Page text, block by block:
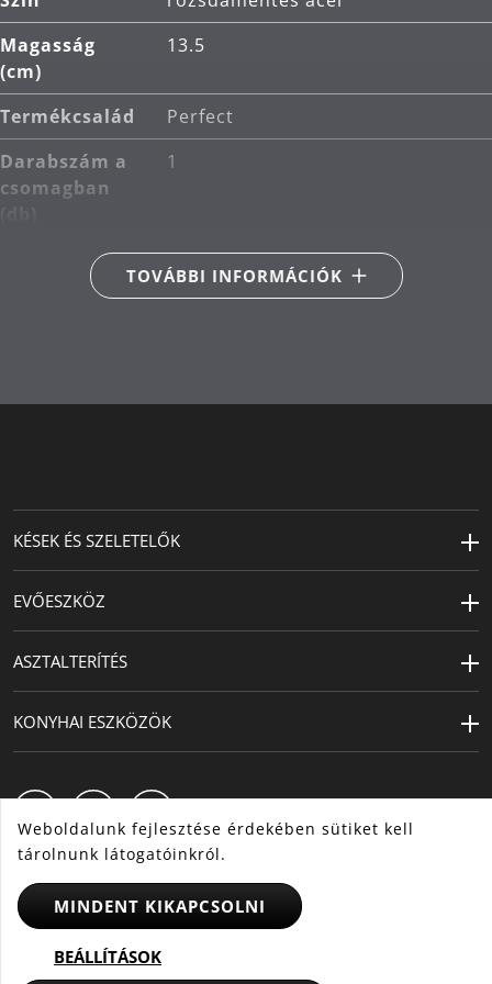
eltávolítható és folyó víz alatt elmosható. Az
edényt és a fedelet mosogatógépben lehet mosni.
Garancia: A WMF 3 éves garanciát vállal.
Magasság
(cm)
13.5
Termékcsalád
Perfect
Darabszám a
csomagban
1
A csomagolás
1x kukta
Indukciós
Megfelelő indukciós
Termékápolás
mosogatógépben mosható
anyag
Átmérő (cm)
22
Kapacitás (l)
4.5
Tervező
Jo. Laubner
TOVÁBBI INFORMÁCIÓK
KÉSEK ÉS SZELETELŐK
EVŐESZKÖZ
ASZTALTERÍTÉS
KONYHAI ESZKÖZÖK
HU
Weboldalunk fejlesztése érdekében sütiket kell
tárolnunk látogatóinkról.
MINDENT KIKAPCSOLNI
BEÁLLÍTÁSOK